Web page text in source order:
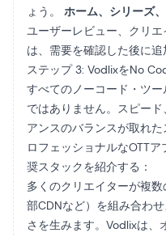
ょう。 ホーム、シリーズ
ユーザーレビュー、クリ
は、需要を確認した後に追
ステップ 3: VodlixをNo
すべてのノーコード・ツ
ではありません。スピー
アンスのバランスが取れ
ロフェッショナルなOTT
奨スタックを紹介する：
多くのクリエイターが複
部CDNなど）を組み合わ
さを生みます。Vodlixは、